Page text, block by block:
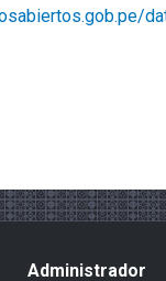
Administrador